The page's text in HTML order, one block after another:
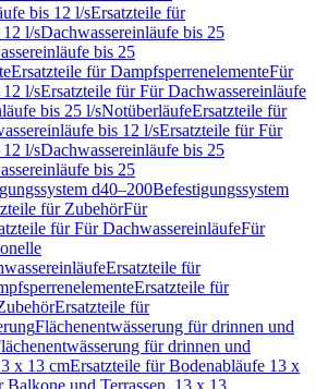
bis 12 l/sErsatzteile für
l/sDachwassereinläufe bis 25
bis 25
Ersatzteile für DampfsperrenelementeFür
l/sErsatzteile für Für Dachwassereinläufe
bis 25 l/sNotüberläufeErsatzteile für
bis 12 l/sErsatzteile für Für
l/sDachwassereinläufe bis 25
bis 25
d40–200Befestigungssystem
für ZubehörFür
für Für DachwassereinläufeFür
Ersatzteile für
Ersatzteile für
Ersatzteile für
Flächenentwässerung für drinnen und
für drinnen und
x 13 cmErsatzteile für Bodenabläufe 13 x
und Terrassen, 13 x 13